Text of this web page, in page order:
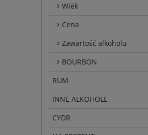
Wiek
Cena
Zawartość alkoholu
BOURBON
RUM
INNE ALKOHOLE
CYDR